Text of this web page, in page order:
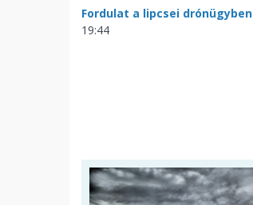
Fordulat a lipcsei drónügyben
19:44